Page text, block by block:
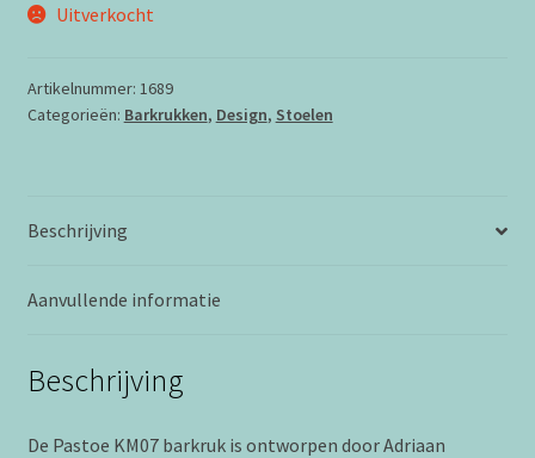
Uitverkocht
Artikelnummer: 1689
Categorieën: Barkrukken, Design, Stoelen
Beschrijving
Aanvullende informatie
Beschrijving
De Pastoe KM07 barkruk is ontworpen doorAdriaan